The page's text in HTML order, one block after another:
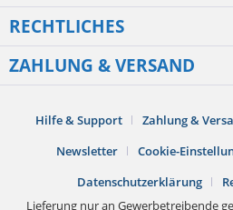
RECHTLICHES
ZAHLUNG & VERSAND
Hilfe & Support Zahlung &
Newsletter
Cookie-
Datenschutzerklärung
Lieferung nur an Gewerbetreibende